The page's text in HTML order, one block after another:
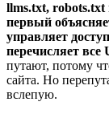
llms.txt, robots.txt
первый
управляет
перечисляет все
путают, потому
сайта. Но
вслепую.